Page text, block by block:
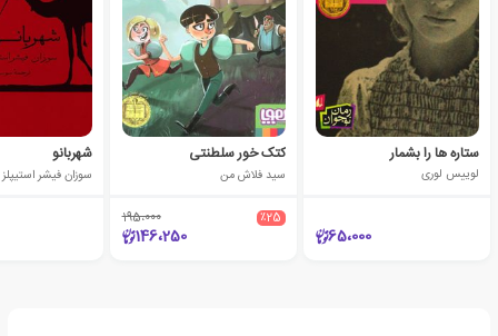
ستاره ها را بشمار
لوییس لوری
65،000
کتک خور سلطنتی
سید فلاش من
٪25 195،000
146،250
شهربانو
سوزان فیشر استیپلز